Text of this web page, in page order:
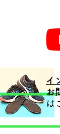
指の問題ではあ
ん。 ■足のアー
■親指に負担のか
アーチの低下 足
「土踏まず」と
チがあります。
低下すると、歩く
足が内側に傾き
り、親指に負担
イ
お